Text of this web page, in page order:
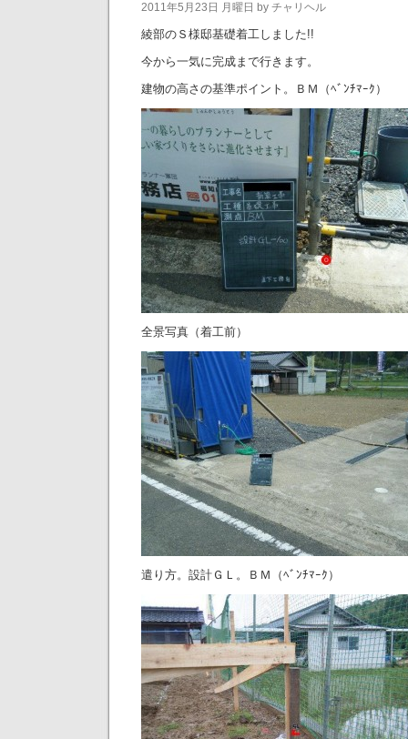
2011年5月23日 月曜日 by チャリヘル
綾部のＳ様邸基礎着工しました!!
今から一気に完成まで行きます。
建物の高さの基準ポイント。ＢＭ（ﾍﾞﾝﾁﾏｰｸ）
全景写真（着工前）
遣り方。設計ＧＬ。ＢＭ（ﾍﾞﾝﾁﾏｰｸ）